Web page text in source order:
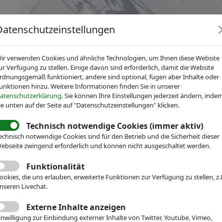
News Dienstleistungen Fachgruppen Über
Mikrotechnik News Pressemitteilungen
2016 vernetzte
Systeme und
verwenden Cookies und ähnliche Technologien, um Ihnen diese Website
Verfügung zu stellen. Einige davon sind erforderlich, damit die Website
funktioniert, andere sind optional, fügen aber Inhalte oder
hinzu. Weitere Informationen finden Sie in unserer
. Sie können Ihre Einstellungen jederzeit ändern,
unten auf der Seite auf "Datenschutzeinstellungen" klicken.
Technisch notwendige Cookies (immer aktiv)
notwendige Cookies sind für den Betrieb und die Sicherheit dieser
zwingend erforderlich und können nicht ausgeschaltet werden.
Funktionalität
die uns erlauben, erweiterte Funktionen zur Verfügung zu stellen,
Livechat.
Externe Inhalte anzeigen
zur Einbindung externer Inhalte von Twitter, Youtube, Vimeo,